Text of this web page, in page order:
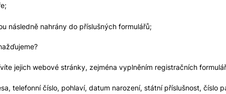
následně nahrány do příslušných formulářů;
jejich webové stránky, zejména vyplněním registračních
telefonní číslo, pohlaví, datum narození, státní příslušnost, číslo